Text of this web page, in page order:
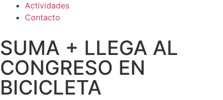
Actividades
Contacto
SUMA + LLEGA AL
CONGRESO EN
BICICLETA